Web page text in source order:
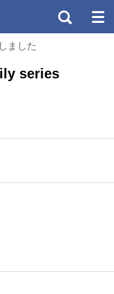
ました
series